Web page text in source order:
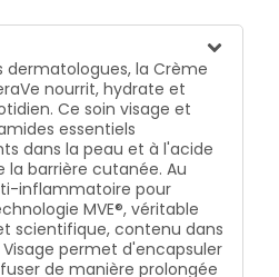
dermatologues, la Crème
nourrit, hydrate et
Ce soin visage et
essentiels
dans la peau et à l'acide
la barrière cutanée. Au
inflammatoire pour
MVE®, véritable
scientifique, contenu dans
permet d'encapsuler
de manière prolongée